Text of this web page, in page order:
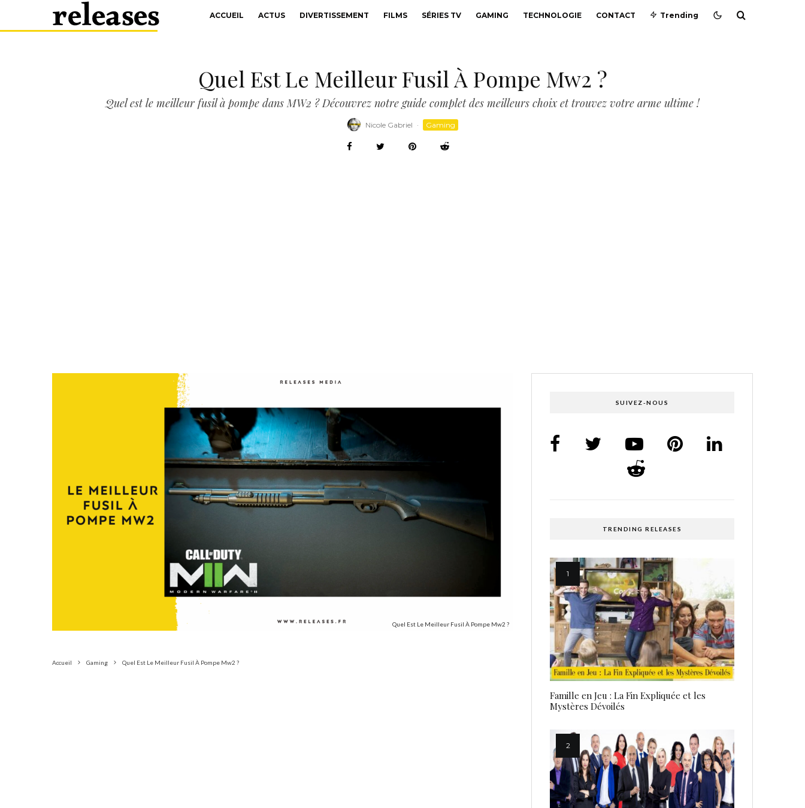
ACCUEIL ACTUS DIVERTISSEMENT FILMS SÉRIES TV GAMING TECHNOLOGIE CONTACT Trending
Quel Est Le Meilleur Fusil À Pompe Mw2 ?
Quel est le meilleur fusil à pompe dans MW2 ? Découvrez notre guide complet des meilleurs choix et trouvez votre arme ultime !
Nicole Gabriel · Gaming
Quel Est Le Meilleur Fusil À Pompe Mw2 ?
Accueil Gaming Quel Est Le Meilleur Fusil À Pompe Mw2 ?
SUIVEZ-NOUS
TRENDING RELEASES
Famille en Jeu : La Fin Expliquée et les
Mystères Dévoilés